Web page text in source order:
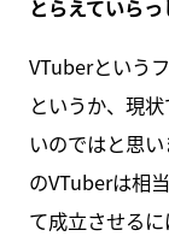
とらえていら
VTuberという
というか、現
いのではと思
のVTuberは相
て成立させる